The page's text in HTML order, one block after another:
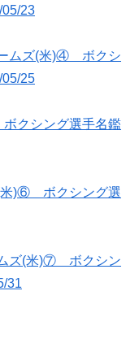
23
ムズ(米)④ ボクシ
25
クシング選手名鑑
米)⑥ ボクシング選
ズ(米)⑦ ボクシン
31